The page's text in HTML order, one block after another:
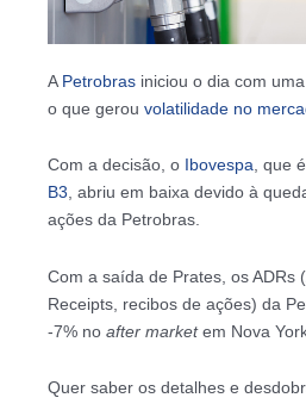
A Petrobras iniciou o dia com
o que gerou volatilidade no
Com a decisão, o Ibovespa , que
B3 , abriu em baixa devido à
ações da Petrobras.
Com a saída de Prates, os ADRs
Receipts, recibos de ações) da
-7% no after marketem Nova
Quer saber os detalhes e